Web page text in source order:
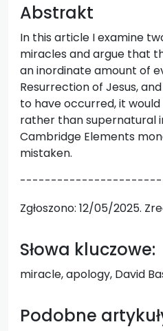
Abstrakt
In this article I examine
miracles and argue that
an inordinate amount of
Resurrection of Jesus,
to have occurred, it
rather than supernatural
Cambridge Elements
mistaken.
Zgłoszono: 12/05/2025.
Słowa kluczowe:
miracle, apology, David
Podobne